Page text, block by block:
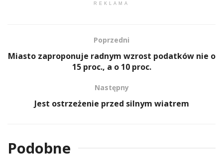
REKLAMA
Poprzedni
Miasto zaproponuje radnym wzrost podatków nie o
15 proc., a o 10 proc.
Następny
Jest ostrzeżenie przed silnym wiatrem
Podobne